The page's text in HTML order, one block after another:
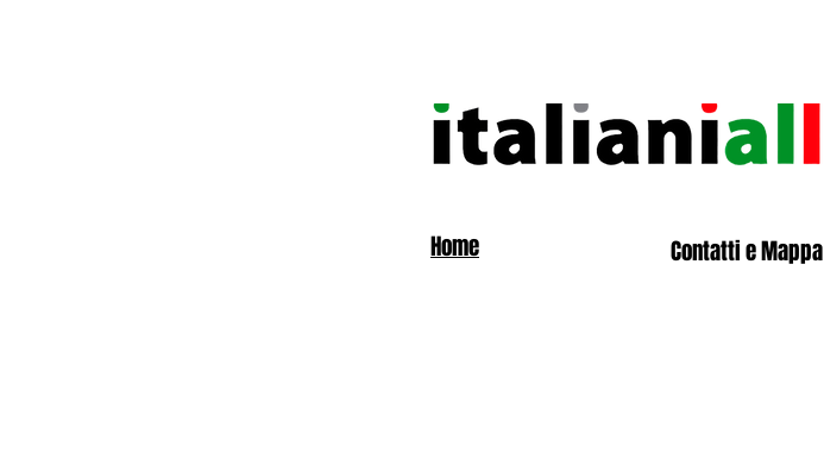
Home Contatti e Mappa